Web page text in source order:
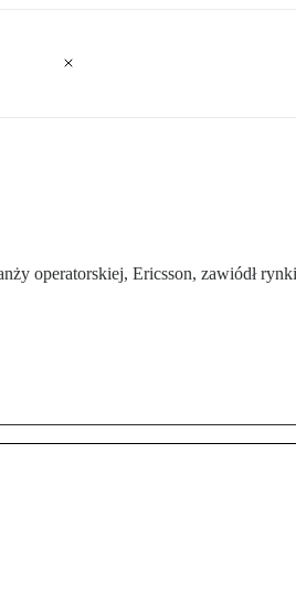
operatorskiej, Ericsson, zawiódł